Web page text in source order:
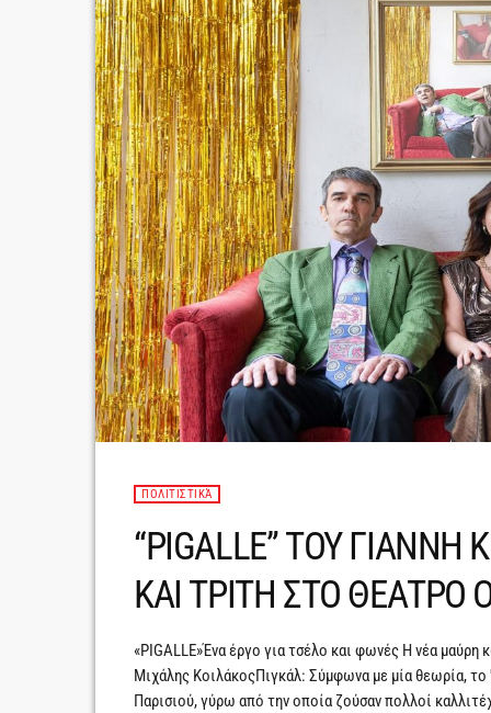
ΠΟΛΙΤΙΣΤΙΚΆ
“PIGALLE” ΤΟΥ
ΚΑΙ ΤΡΙΤΗ ΣΤΟ ΘΕΑΤΡΟ
«PIGALLE»Ένα έργο για τσέλο και φωνές Η νέα
Μιχάλης ΚοιλάκοςΠιγκάλ: Σύμφωνα με μία θεωρία,
Παρισιού, γύρω από την οποία ζούσαν πολλοί